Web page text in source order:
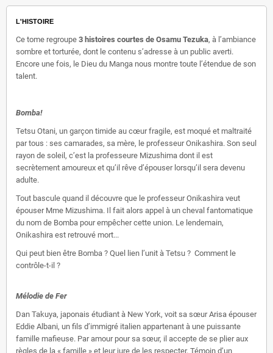
L'HISTOIRE
Ce tome regroupe 3 histoires courtes de Osamu Tezuka, à l’ambiance
sombre et torturée, dont le contenu s’adresse à un public averti.
Encore une fois, le Dieu du Manga nous montre toute l’étendue de son
talent.
Bomba!
Tetsu Otani, un garçon timide au cœur fragile, est moqué et maltraité
par tous : ses camarades, sa mère, le professeur Onikashira. Son seul
rayon de soleil, c’est la professeure Mizushima dont il est
secrètement amoureux et qu’il rêve d’épouser lorsqu’il sera devenu
adulte.
Tout bascule quand il découvre que le professeur Onikashira veut
épouser Mme Mizushima. Il fait alors appel à un cheval fantomatique
du nom de Bomba pour empêcher cette union. Le lendemain,
Onikashira est retrouvé mort...
Qui peut bien être Bomba ? Quel lien l’unit à Tetsu ? Comment le
contrôle-t-il ?
Mélodie de Fer
Dan Takuya, japonais étudiant à New York, voit sa sœur Arisa épouser
Eddie Albani, un fils d’immigré italien appartenant à une puissante
famille mafieuse. Par amour pour sa sœur, il accepte de se plier aux
règles de la « famille » et leur jure de les respecter. Témoin d’un